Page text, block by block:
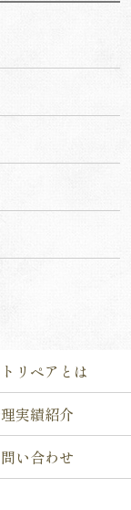
リペアとは
実績紹介
い合わせ